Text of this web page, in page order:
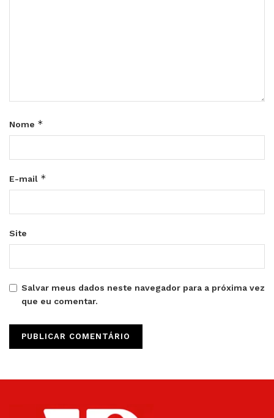
Nome *
E-mail *
Site
Salvar meus dados neste navegador para a próxima vez
que eu comentar.